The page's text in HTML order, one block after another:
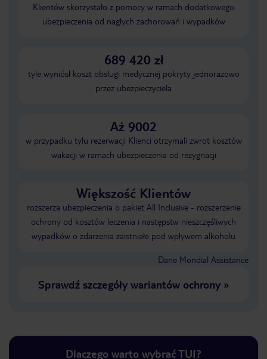
Klientów skorzystało z pomocy w ramach dodatkowego
ubezpieczenia od nagłych zachorowań i wypadków
689 420 zł
tyle wyniósł koszt obsługi medycznej pokryty jednorazowo
przez ubezpieczyciela
Aż 9002
w przypadku tylu rezerwacji Klienci otrzymali zwrot kosztów
wakacji w ramach ubezpieczenia od rezygnacji
Większość Klientów
rozszerza ubezpieczenia o pakiet All Inclusive - rozszerzenie
ochrony od kosztów leczenia i następstw nieszczęśliwych
wypadków o zdarzenia zaistniałe pod wpływem alkoholu
Dane Mondial Assistance
Sprawdź szczegóły wariantów ochrony»
Dlaczego warto wybrać TUI?